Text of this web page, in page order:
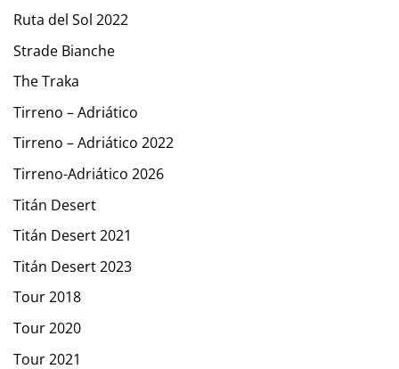
Ruta del Sol 2022
Strade Bianche
The Traka
Tirreno – Adriático
Tirreno – Adriático 2022
Tirreno-Adriático 2026
Titán Desert
Titán Desert 2021
Titán Desert 2023
Tour 2018
Tour 2020
Tour 2021